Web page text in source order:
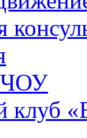
ЧОУ
клуб